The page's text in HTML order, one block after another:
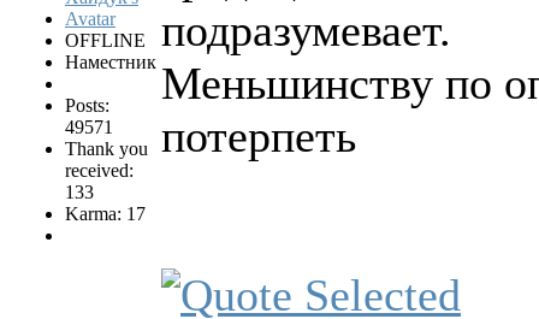
OFFLINE
Наместник
Posts:
49571
Thank you
received:
133
Karma: 17
подразумевает.
Меньшинству по
потерпеть